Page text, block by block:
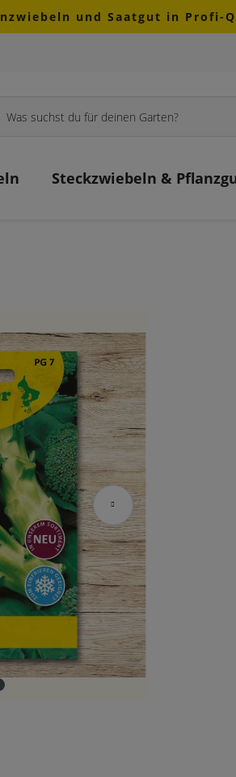
und Saatgut in Profi-
Steckzwiebeln &